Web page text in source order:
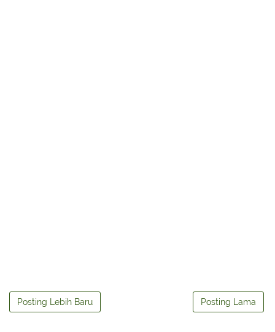
Posting Lebih Baru Posting Lama